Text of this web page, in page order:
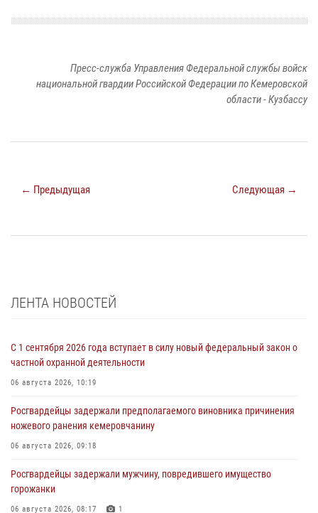
Пресс-служба Управления Федеральной службы войск
национальной гвардии Российской Федерации по Кемеровской
области - Кузбассу
← Предыдущая Следующая →
ЛЕНТА НОВОСТЕЙ
С 1 сентября 2026 года вступает в силу новый федеральный закон о
частной охранной деятельности
06 августа 2026, 10:19
Росгвардейцы задержали предполагаемого виновника причинения
ножевого ранения кемеровчанину
06 августа 2026, 09:18
Росгвардейцы задержали мужчину, повредившего имущество
горожанки
06 августа 2026, 08:17 1